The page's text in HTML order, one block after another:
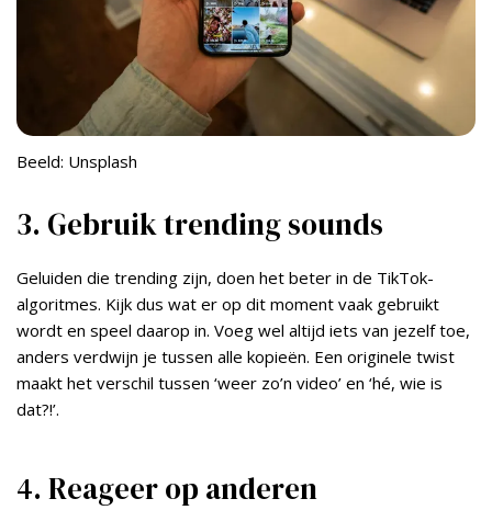
Beeld: Unsplash
3. Gebruik trending sounds
Geluiden die trending zijn, doen het beter in de TikTok-
algoritmes. Kijk dus wat er op dit moment vaak gebruikt
wordt en speel daarop in. Voeg wel altijd iets van jezelf toe,
anders verdwijn je tussen alle kopieën. Een originele twist
maakt het verschil tussen ‘weer zo’n video’ en ‘hé, wie is
dat?!’.
4. Reageer op anderen